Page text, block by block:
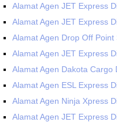
Alamat Agen JET Express
Alamat Agen JET Express
Alamat Agen Drop Off
Alamat Agen JET Express
Alamat Agen Dakota Cargo
Alamat Agen ESL Express
Alamat Agen Ninja Xpress
Alamat Agen JET Express